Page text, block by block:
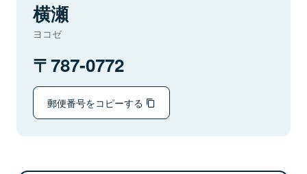
横瀬
ヨコゼ
787-0772
郵便番号をコピーする